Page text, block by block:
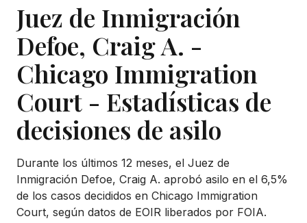
Juez de Inmigración
Defoe, Craig A. -
Chicago Immigration
Court - Estadísticas de
decisiones de asilo
Durante los últimos 12 meses, el Juez de
Inmigración Defoe, Craig A. aprobó asilo en el 6,5%
de los casos decididos en Chicago Immigration
Court, según datos de EOIR liberados por FOIA.